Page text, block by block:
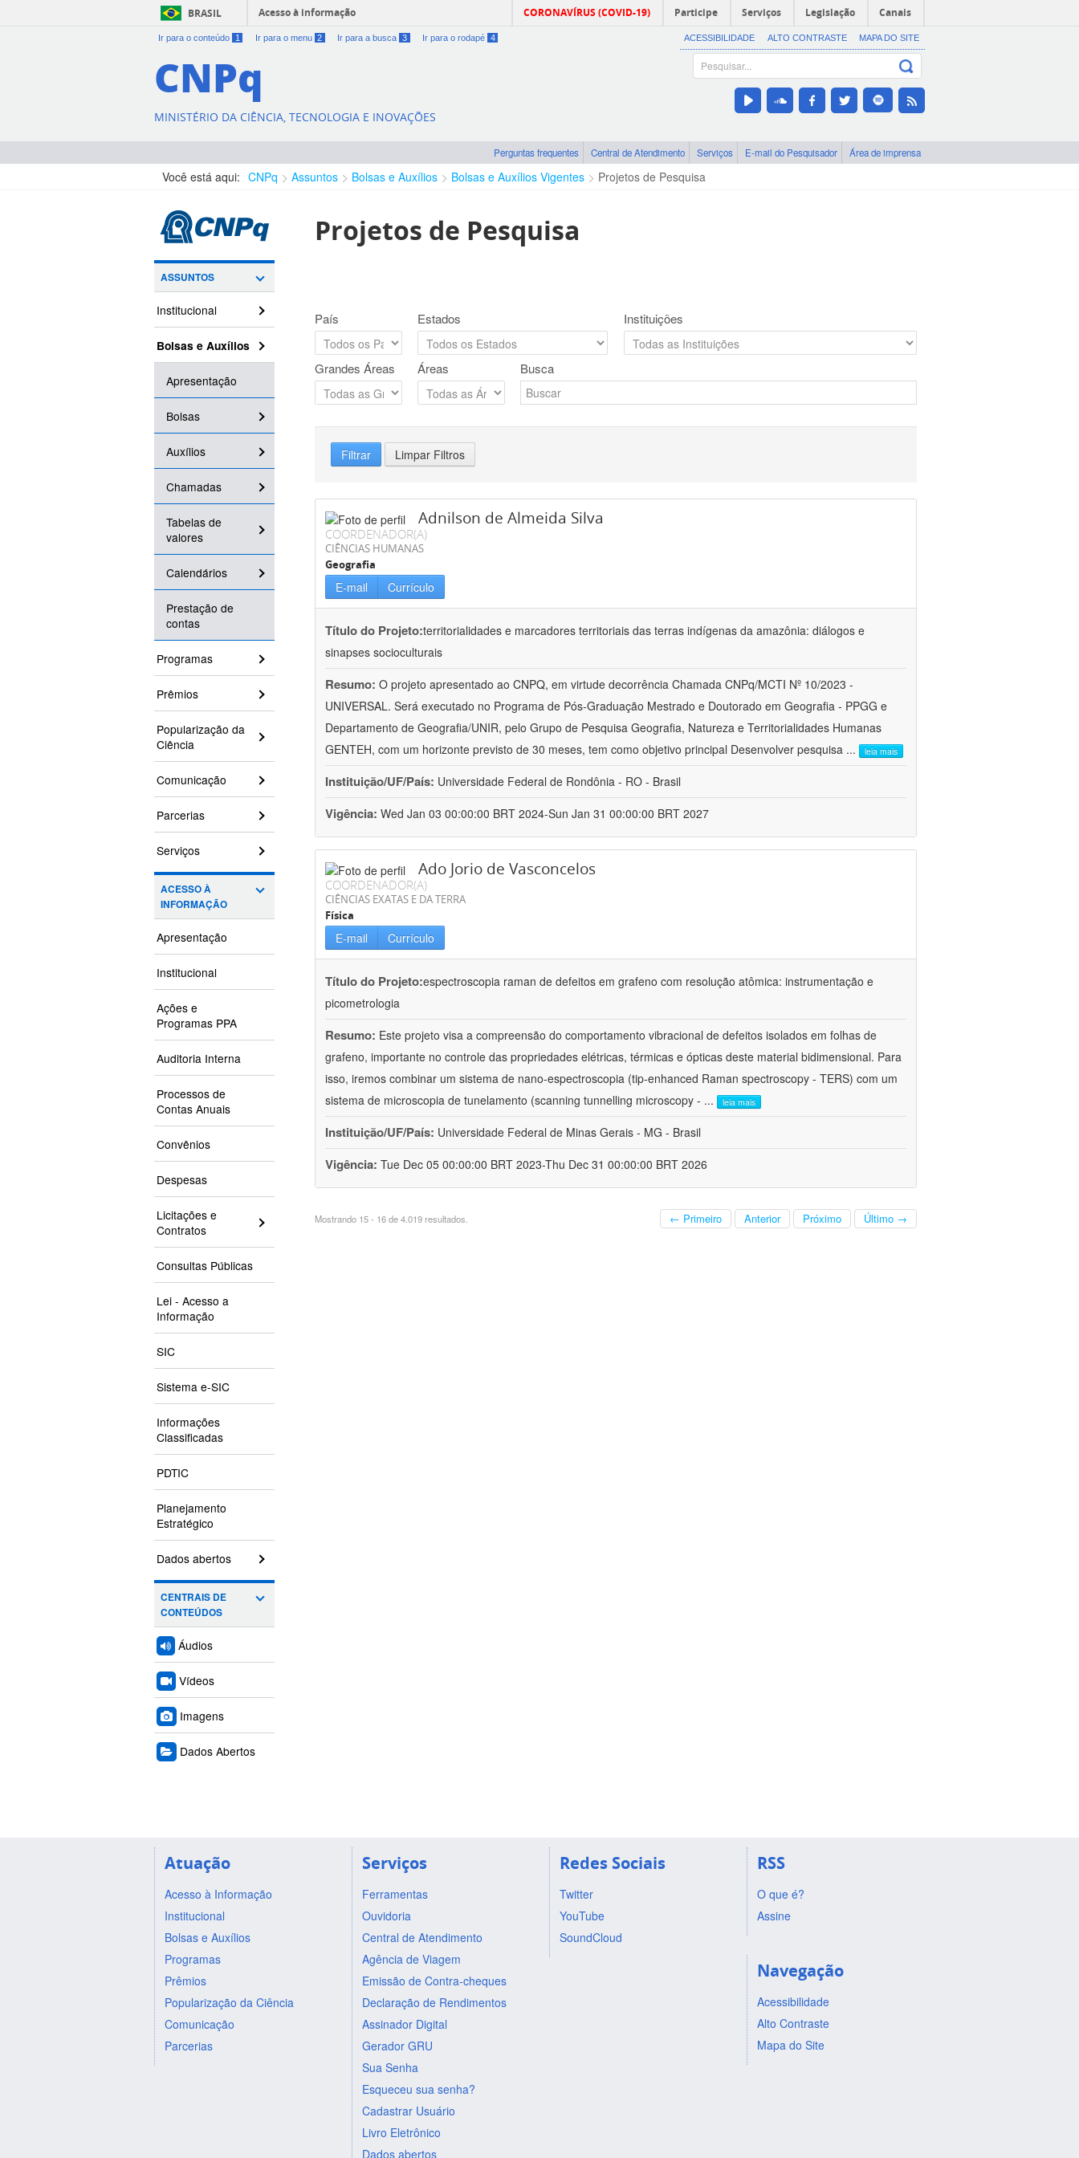
BRASIL Acesso à informação CORONAVÍRUS (COVID-19) Participe Serviços Legislação Canais
Ir para o conteúdo 1 Ir para o menu 2 Ir para a busca 3 Ir para o rodapé 4 ACESSIBILIDADE ALTO CONTRASTE MAPA DO SITE
CNPq
MINISTÉRIO DA CIÊNCIA, TECNOLOGIA E INOVAÇÕES
Perguntas frequentes Central de Atendimento Serviços E-mail do Pesquisador Área de imprensa
Você está aqui: CNPq Assuntos Bolsas e Auxílios Bolsas e Auxílios Vigentes Projetos de Pesquisa
ASSUNTOS
Institucional
Bolsas e Auxílios
Apresentação
Bolsas
Auxílios
Chamadas
Tabelas de
valores
Calendários
Prestação de
contas
Programas
Prêmios
Popularização da
Ciência
Comunicação
Parcerias
Serviços
ACESSO À
INFORMAÇÃO
Apresentação
Institucional
Ações e
Programas PPA
Auditoria Interna
Processos de
Contas Anuais
Convênios
Despesas
Licitações e
Contratos
Consultas Públicas
Lei - Acesso a
Informação
SIC
Sistema e-SIC
Informações
Classificadas
PDTIC
Planejamento
Estratégico
Dados abertos
CENTRAIS DE
CONTEÚDOS
Áudios
Vídeos
Imagens
Dados Abertos
Projetos de Pesquisa
País Estados Instituições
Grandes Áreas Áreas Busca
Filtrar Limpar Filtros
Adnilson de Almeida Silva
COORDENADOR(A)
CIÊNCIAS HUMANAS
Geografia
E-mail Currículo
Título do Projeto:territorialidades e marcadores territoriais das terras indígenas da amazônia: diálogos e
sinapses socioculturais
Resumo: O projeto apresentado ao CNPQ, em virtude decorrência Chamada CNPq/MCTI Nº 10/2023 -
UNIVERSAL. Será executado no Programa de Pós-Graduação Mestrado e Doutorado em Geografia - PPGG e
Departamento de Geografia/UNIR, pelo Grupo de Pesquisa Geografia, Natureza e Territorialidades Humanas 
GENTEH, com um horizonte previsto de 30 meses, tem como objetivo principal Desenvolver pesquisa ... leia mais
Instituição/UF/País: Universidade Federal de Rondônia - RO - Brasil
Vigência: Wed Jan 03 00:00:00 BRT 2024-Sun Jan 31 00:00:00 BRT 2027
Ado Jorio de Vasconcelos
COORDENADOR(A)
CIÊNCIAS EXATAS E DA TERRA
Física
E-mail Currículo
Título do Projeto:espectroscopia raman de defeitos em grafeno com resolução atômica: instrumentação e
picometrologia
Resumo: Este projeto visa a compreensão do comportamento vibracional de defeitos isolados em folhas de
grafeno, importante no controle das propriedades elétricas, térmicas e ópticas deste material bidimensional. Para
isso, iremos combinar um sistema de nano-espectroscopia (tip-enhanced Raman spectroscopy - TERS) com um
sistema de microscopia de tunelamento (scanning tunnelling microscopy - ... leia mais
Instituição/UF/País: Universidade Federal de Minas Gerais - MG - Brasil
Vigência: Tue Dec 05 00:00:00 BRT 2023-Thu Dec 31 00:00:00 BRT 2026
Mostrando 15 - 16 de 4.019 resultados. ← Primeiro Anterior Próximo Último →
Atuação
Acesso à Informação
Institucional
Bolsas e Auxílios
Programas
Prêmios
Popularização da Ciência
Comunicação
Parcerias
Serviços
Ferramentas
Ouvidoria
Central de Atendimento
Agência de Viagem
Emissão de Contra-cheques
Declaração de Rendimentos
Assinador Digital
Gerador GRU
Sua Senha
Esqueceu sua senha?
Cadastrar Usuário
Livro Eletrônico
Dados abertos
Redes Sociais
Twitter
YouTube
SoundCloud
RSS
O que é?
Assine
Navegação
Acessibilidade
Alto Contraste
Mapa do Site